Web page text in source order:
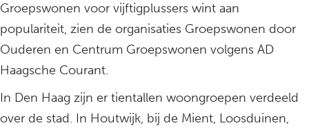
Groepswonen voor vijftigplussers wint aan
populariteit, zien de organisaties Groepswonen door
Ouderen en Centrum Groepswonen volgens AD
Haagsche Courant.
In Den Haag zijn er tientallen woongroepen verdeeld
over de stad. In Houtwijk, bij de Mient, Loosduinen,